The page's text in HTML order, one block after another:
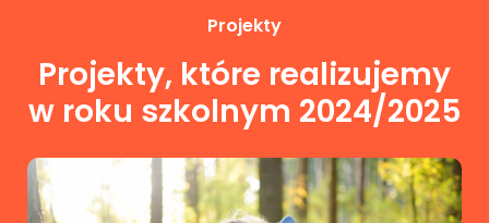
Projekty
Projekty, które realizujemy
w roku szkolnym 2024/2025